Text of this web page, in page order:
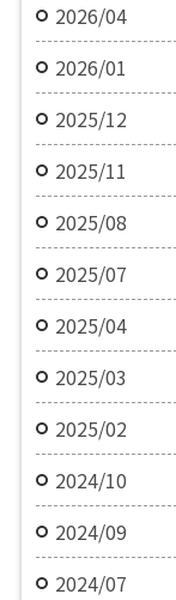
2026/04
2026/01
2025/12
2025/11
2025/08
2025/07
2025/04
2025/03
2025/02
2024/10
2024/09
2024/07